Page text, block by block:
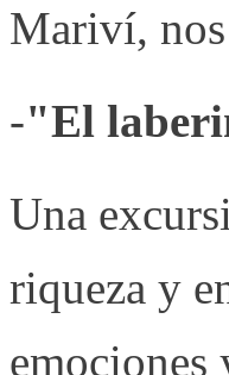
Mariví,
-"El
Una
riqueza y
emociones